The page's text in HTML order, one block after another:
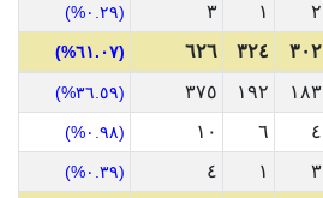
٢ ١ ٣ (٠.٢٩%)
٣٠٢ ٣٢٤ ٦٢٦ (٦١.٠٧%)
١٨٣ ١٩٢ ٣٧٥ (٣٦.٥٩%)
٤ ٦ ١٠ (٠.٩٨%)
٣ ١ ٤ (٠.٣٩%)